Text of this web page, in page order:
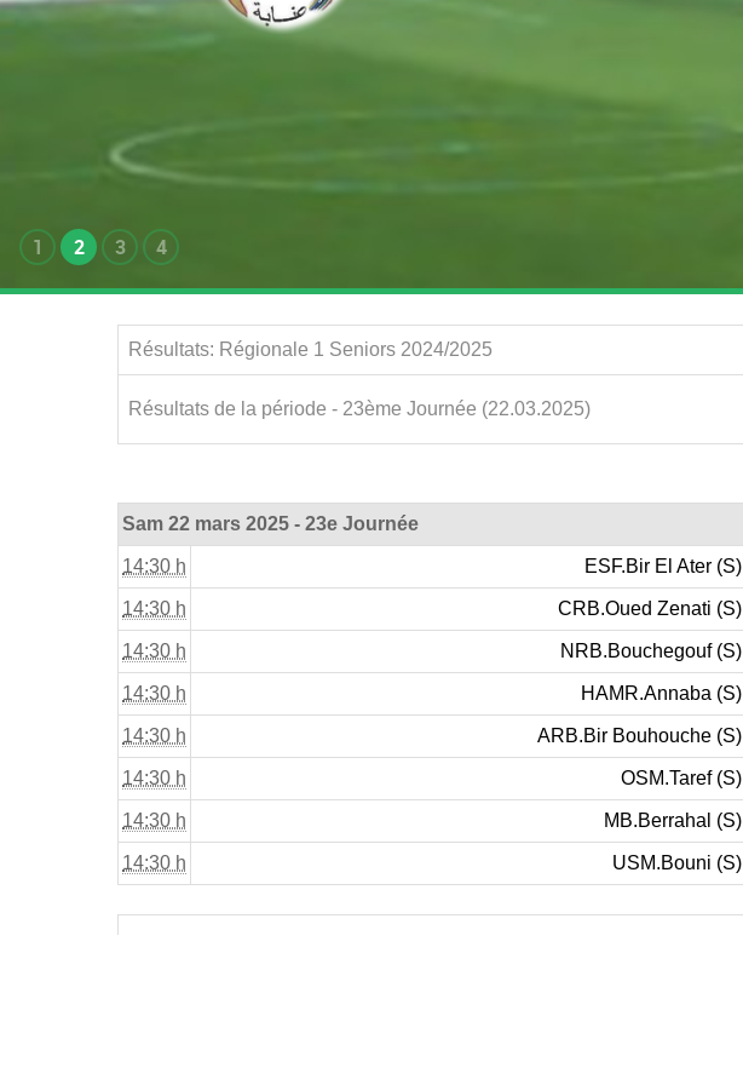
1 2 3 4
Résultats: Régionale 1 Seniors 2024/2025
Résultats de la période - 23ème Journée (22.03.2025)
Sam 22 mars 2025 - 23e Journée
14:30 h ESF.Bir El Ater (S)
14:30 h CRB.Oued Zenati (S)
14:30 h NRB.Bouchegouf (S)
14:30 h HAMR.Annaba (S)
14:30 h ARB.Bir Bouhouche (S)
14:30 h OSM.Taref (S)
14:30 h MB.Berrahal (S)
14:30 h USM.Bouni (S)